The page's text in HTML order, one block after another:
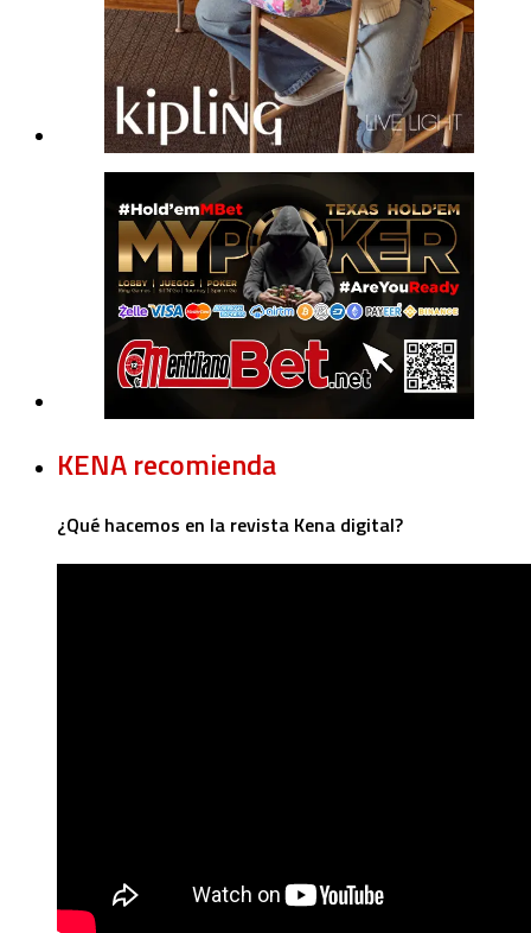
KENA recomienda
¿Qué hacemos en la revista Kena digital?